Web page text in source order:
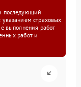
последующий
указанием страховых
выполнения работ
работ и